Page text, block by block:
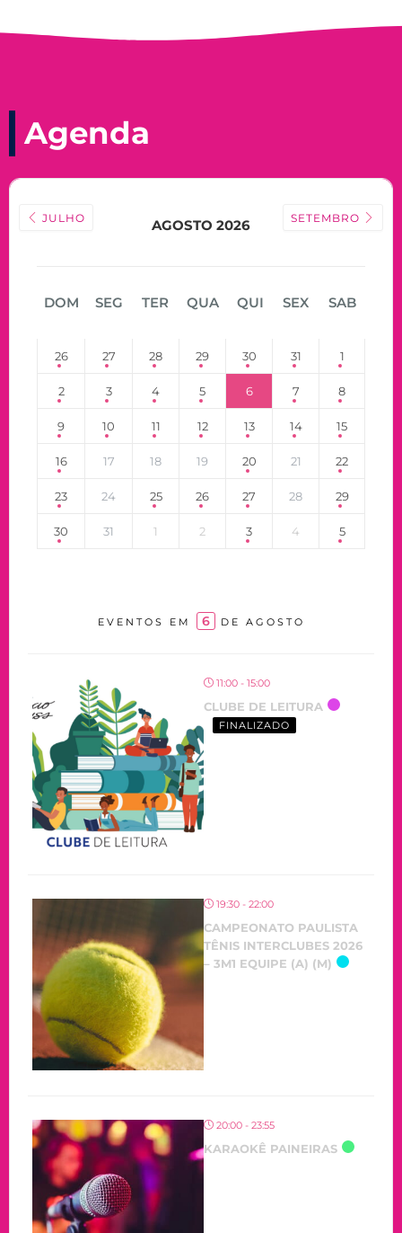
Agenda
JULHO AGOSTO 2026 SETEMBRO
DOM SEG TER QUA QUI SEX SAB
26 27 28 29 30 31 1
2 3 4 5 6 7 8
9 10 11 12 13 14 15
16 17 18 19 20 21 22
23 24 25 26 27 28 29
30 31 1 2 3 4 5
EVENTOS EM 6 DE AGOSTO
11:00 - 15:00
CLUBE DE LEITURA
FINALIZADO
19:30 - 22:00
CAMPEONATO PAULISTA
TÊNIS INTERCLUBES 2026
– 3M1 EQUIPE (A) (M)
20:00 - 23:55
KARAOKÊ PAINEIRAS